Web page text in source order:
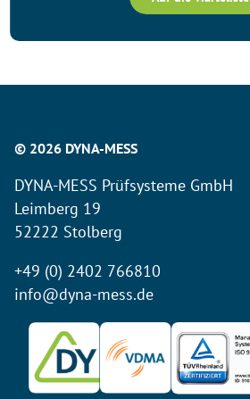
© 2026 DYNA-MESS
DYNA-MESS Prüfsysteme GmbH
Leimberg 19
52222 Stolberg
+49 (0) 2402 766810
info@dyna-mess.de